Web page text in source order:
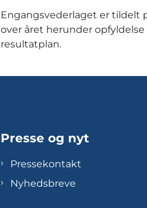
Engangsvederlaget er tildelt
over året herunder
resultatplan.
Presse og nyt
Pressekontakt
Nyhedsbreve